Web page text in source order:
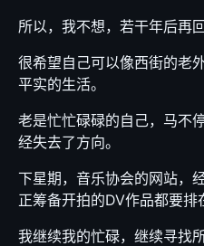
所以，我不想，若干年后再
很希望自己可以像西街的老
平实的生活。
老是忙忙碌碌的自己，马不
经失去了方向。
下星期，音乐协会的网站，
正筹备开拍的DV作品都要排
我继续我的忙碌，继续寻找所